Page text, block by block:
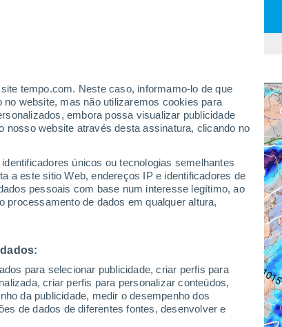
tempo.com. Neste caso, informamo-lo de que
website, mas não utilizaremos cookies para
embora possa visualizar publicidade
nosso website através desta assinatura, clicando no
únicos ou tecnologias semelhantes
a este sitio Web, endereços IP e identificadores de
pessoais com base num interesse legítimo, ao
processamento de dados em qualquer altura,
para selecionar publicidade, criar perfis para
criar perfis para personalizar conteúdos,
da publicidade, medir o desempenho dos
de dados de diferentes fontes, desenvolver e